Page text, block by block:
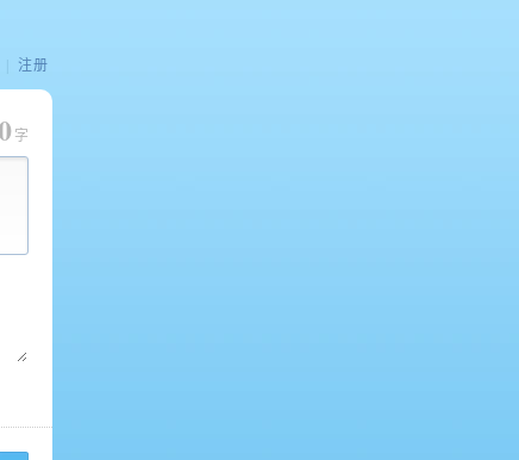
注册
字